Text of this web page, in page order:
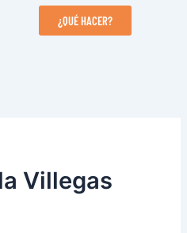
¿QUÉ HACER?
Villegas